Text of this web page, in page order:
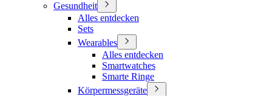
Gesundheit
Alles entdecken
Sets
Wearables
Alles entdecken
Smartwatches
Smarte Ringe
Körpermessgeräte